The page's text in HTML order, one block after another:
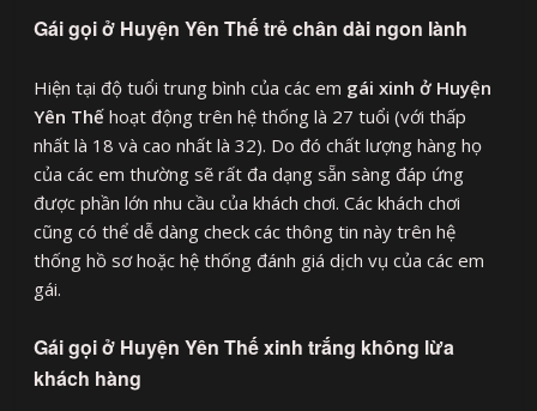
Gái gọi ở Huyện Yên Thế trẻ chân dài ngon lành
Hiện tại độ tuổi trung bình của các em gái xinh ở Huyện
Yên Thế hoạt động trên hệ thống là 27 tuổi (với thấp
nhất là 18 và cao nhất là 32). Do đó chất lượng hàng họ
của các em thường sẽ rất đa dạng sẵn sàng đáp ứng
được phần lớn nhu cầu của khách chơi. Các khách chơi
cũng có thể dễ dàng check các thông tin này trên hệ
thống hồ sơ hoặc hệ thống đánh giá dịch vụ của các em
gái.
Gái gọi ở Huyện Yên Thế xinh trắng không lừa
khách hàng